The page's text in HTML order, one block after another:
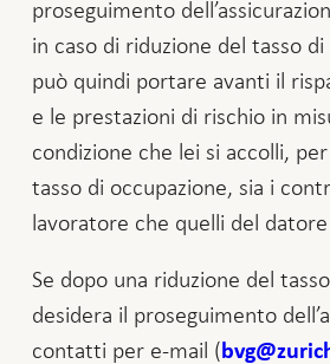
proseguimento
in caso di riduzione del tasso
può quindi portare avanti il
e le prestazioni di rischio in
condizione che lei si accolli,
tasso di occupazione, sia i
lavoratore che quelli del
Se dopo una riduzione del
desidera il proseguimento
contatti per e-mail (